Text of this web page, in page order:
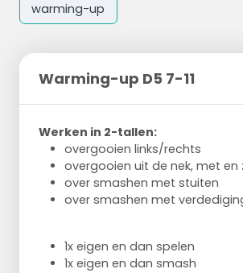
warming-up
Warming-up D5 7-11
Werken in 2-tallen:
overgooien links/rechts
overgooien uit de nek, met en
over smashen met stuiten
over smashen met
1x eigen en dan spelen
1x eigen en dan smash